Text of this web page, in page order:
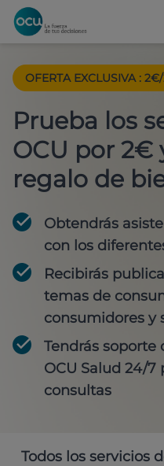
OFERTA EXCLUSIVA : 2€/
Prueba los
OCU por 2€
regalo de
Obtendrás
con los
Recibirás
temas de
consumidores y
Tendrás soporte
OCU Salud 24/7
consultas
Todos los servicios